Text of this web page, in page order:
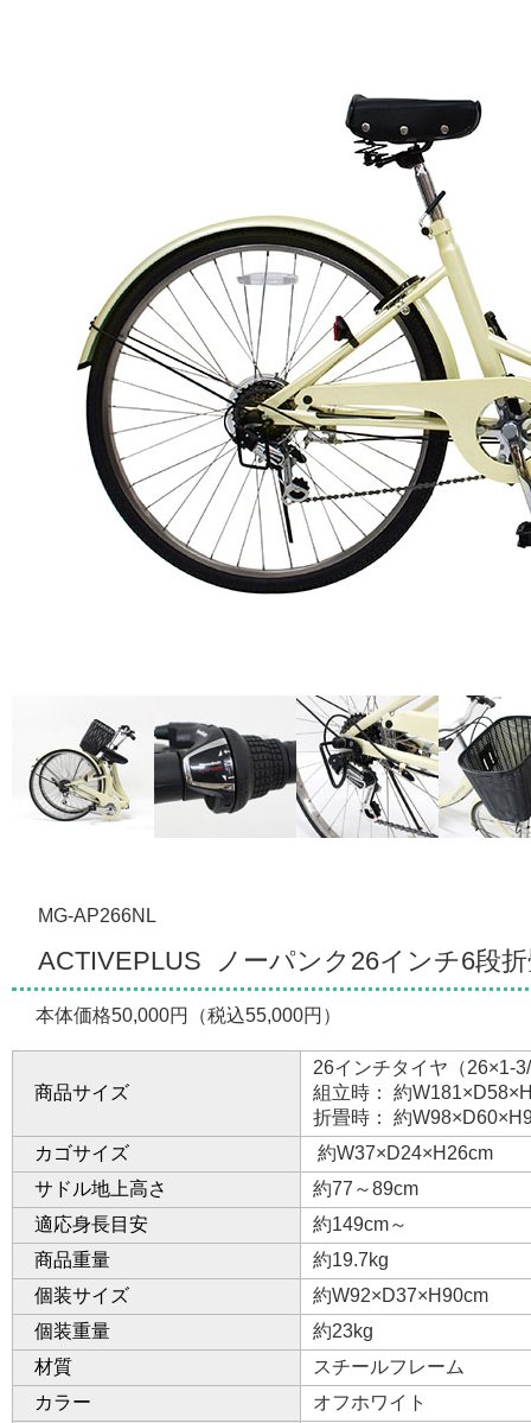
MG-AP266NL
ACTIVEPLUS ノーパンク26インチ6段
本体価格50,000円（税込55,000円）
商品サイズ
26インチタイヤ（26×1-
組立時： 約
折畳時： 約
カゴサイズ
約W37×D24×H26cm
サドル地上高さ
約77～89cm
適応身長目安
約149cm～
商品重量
約19.7kg
個装サイズ
約W92×D37×H90cm
個装重量
約23kg
材質
スチールフレーム
カラー
オフホワイト